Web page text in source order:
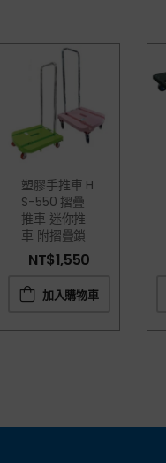
塑膠手推車 H
S-550 摺疊
推車 迷你推
車 附摺疊鎖
NT$1,550
加入購物車